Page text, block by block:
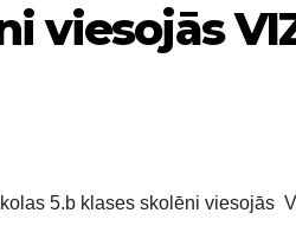
viesojās
5.b klases skolēni viesojās